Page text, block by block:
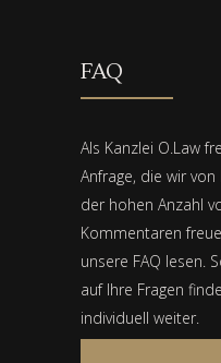
FAQ
Als Kanzlei O.Law
Anfrage, die wir
der hohen Anzahl
Kommentaren
unsere FAQ lesen.
auf Ihre Fragen
individuell weiter.